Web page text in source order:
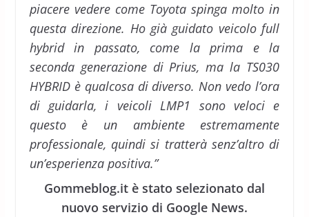
piacere vedere come Toyota spinga molto in
questa direzione. Ho già guidato veicolo full
hybrid in passato, come la prima e la
seconda generazione di Prius, ma la TS030
HYBRID è qualcosa di diverso. Non vedo l’ora
di guidarla, i veicoli LMP1 sono veloci e
questo è un ambiente estremamente
professionale, quindi si tratterà senz’altro di
un’esperienza positiva.”
Gommeblog.it è stato selezionato dal
nuovo servizio di Google News.